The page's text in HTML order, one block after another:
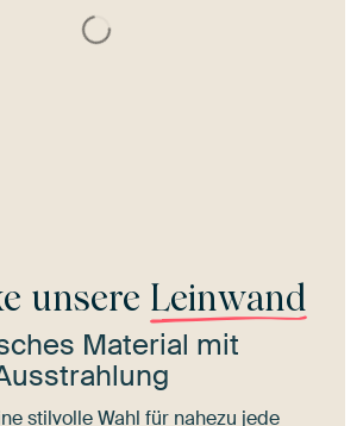
unsere Leinwand
Material mit
stilvolle Wahl für nahezu jede